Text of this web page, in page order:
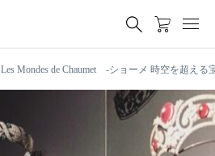
Les Mondes de Chaumet -ショーメ 時空を超える